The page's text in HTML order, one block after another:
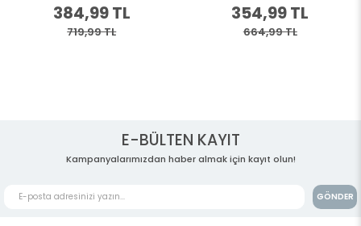
384,99 TL
719,99 TL
354,99 TL
664,99 TL
E-BÜLTEN KAYIT
Kampanyalarımızdan haber almak için kayıt olun!
GÖNDER